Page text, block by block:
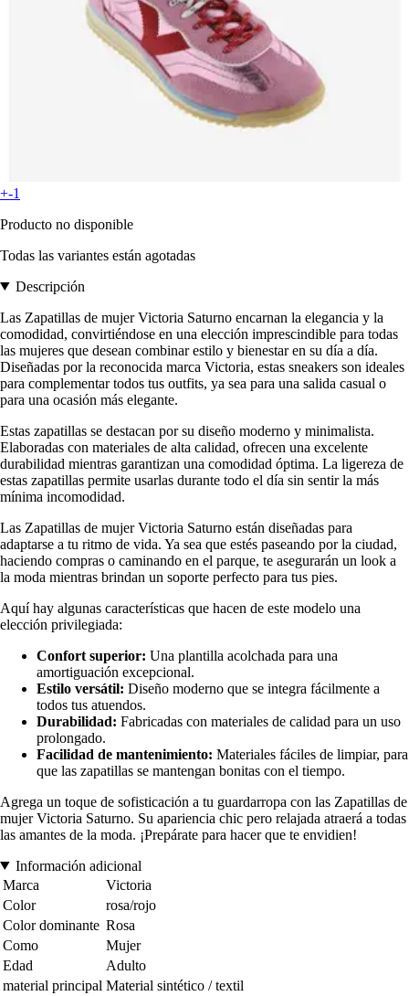
+-1
Producto no disponible
Todas las variantes están agotadas
Descripción
Las Zapatillas de mujer Victoria Saturno encarnan la elegancia y la
comodidad, convirtiéndose en una elección imprescindible para todas
las mujeres que desean combinar estilo y bienestar en su día a día.
Diseñadas por la reconocida marca Victoria, estas sneakers son ideales
para complementar todos tus outfits, ya sea para una salida casual o
para una ocasión más elegante.
Estas zapatillas se destacan por su diseño moderno y minimalista.
Elaboradas con materiales de alta calidad, ofrecen una excelente
durabilidad mientras garantizan una comodidad óptima. La ligereza de
estas zapatillas permite usarlas durante todo el día sin sentir la más
mínima incomodidad.
Las Zapatillas de mujer Victoria Saturno están diseñadas para
adaptarse a tu ritmo de vida. Ya sea que estés paseando por la ciudad,
haciendo compras o caminando en el parque, te asegurarán un look a
la moda mientras brindan un soporte perfecto para tus pies.
Aquí hay algunas características que hacen de este modelo una
elección privilegiada:
Confort superior: Una plantilla acolchada para una
amortiguación excepcional.
Estilo versátil: Diseño moderno que se integra fácilmente a
todos tus atuendos.
Durabilidad: Fabricadas con materiales de calidad para un uso
prolongado.
Facilidad de mantenimiento: Materiales fáciles de limpiar, para
que las zapatillas se mantengan bonitas con el tiempo.
Agrega un toque de sofisticación a tu guardarropa con las Zapatillas de
mujer Victoria Saturno. Su apariencia chic pero relajada atraerá a todas
las amantes de la moda. ¡Prepárate para hacer que te envidien!
Información adicional
Marca
Victoria
Color
rosa/rojo
Color dominante Rosa
Como
Mujer
Edad
Adulto
material principal Material sintético / textil